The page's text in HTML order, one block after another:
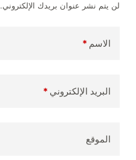
لن يتم نشر عنوان بريدك الإلكتروني.
الاسم *
البريد الإلكتروني *
الموقع